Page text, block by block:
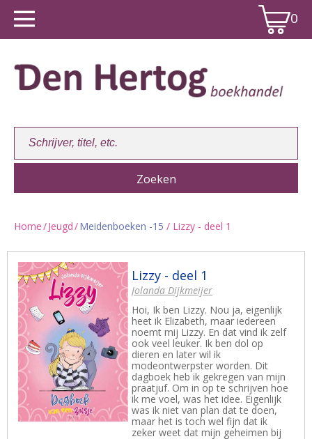
0
Home/Jeugd/Meidenboeken -15 / Lizzy - deel 1
Lizzy - deel 1
Jolanda Dijkmeijer
Hoi, Ik ben Lizzy. Nou ja, eigenlijk
heet ik Elizabeth, maar iedereen
noemt mij Lizzy. En dat vind ik zelf
ook veel leuker. Ik ben dol op
dieren en later wil ik
modeontwerpster worden. Dit
dagboek heb ik gekregen van mijn
praatjuf. Om in op te schrijven hoe
ik me voel, was het idee. Eigenlijk
was ik niet van plan dat te doen,
maar het is toch wel fijn dat ik
zeker weet dat mijn geheimen bij